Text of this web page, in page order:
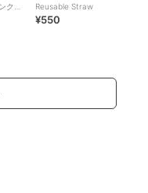
Reusable Straw
¥550